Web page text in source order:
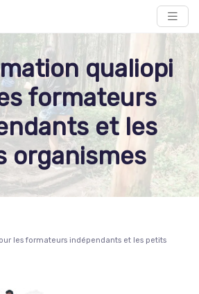
qualiopi
formateurs
et les
organismes
les formateurs indépendants et les petits